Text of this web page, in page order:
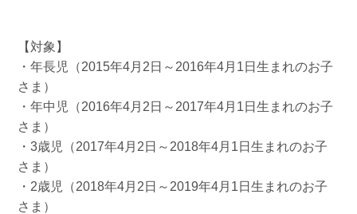
【対象】
・年長児（2015年4月2日～2016年4月1日生まれのお子
さま）
・年中児（2016年4月2日～2017年4月1日生まれのお子
さま）
・3歳児（2017年4月2日～2018年4月1日生まれのお子
さま）
・2歳児（2018年4月2日～2019年4月1日生まれのお子
さま）